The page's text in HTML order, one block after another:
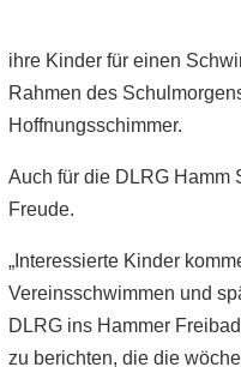
ihre Kinder für einen
Rahmen des
Hoffnungsschimmer.
Auch für die DLRG Hamm
Freude.
„Interessierte Kinder
Vereinsschwimmen und
DLRG ins Hammer
zu berichten, die die